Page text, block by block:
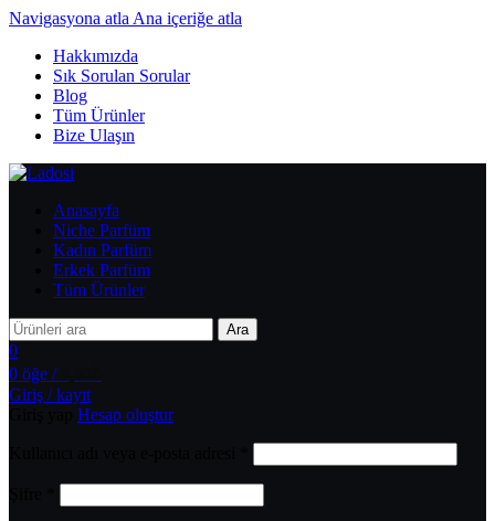
Navigasyona atla Ana içeriğe atla
Hakkımızda
Sık Sorulan Sorular
Blog
Tüm Ürünler
Bize Ulaşın
Anasayfa
Niche Parfüm
Kadın Parfüm
Erkek Parfüm
Tüm Ürünler
Ara
0
0 öğe /
Giriş / kayıt
Hesap oluştur